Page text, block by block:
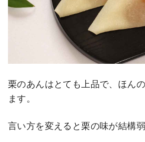
栗のあんはとても上品で、ほん
ます。
言い方を変えると栗の味が結構弱